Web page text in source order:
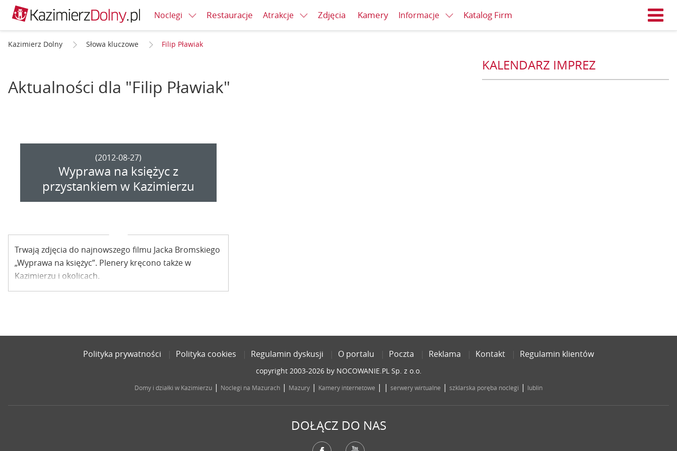
Noclegi Restauracje Atrakcje Zdjęcia Kamery Informacje Katalog Firm
Kazimierz Dolny Słowa kluczowe Filip Pławiak
Aktualności dla "Filip Pławiak"
(2012-08-27)
Wyprawa na księżyc z
przystankiem w Kazimierzu
Trwają zdjęcia do najnowszego filmu Jacka Bromskiego
„Wyprawa na księżyc”. Plenery kręcono także w
Kazimierzu i okolicach.
KALENDARZ IMPREZ
Polityka prywatności Polityka cookies Regulamin dyskusji O portalu Poczta Reklama Kontakt Regulamin klientów
copyright 2003-2026 by NOCOWANIE.PL Sp. z o.o.
Domy i działki w Kazimierzu | Noclegi na Mazurach | Mazury | Kamery internetowe | | serwery wirtualne | szklarska poręba noclegi | lublin
DOŁĄCZ DO NAS